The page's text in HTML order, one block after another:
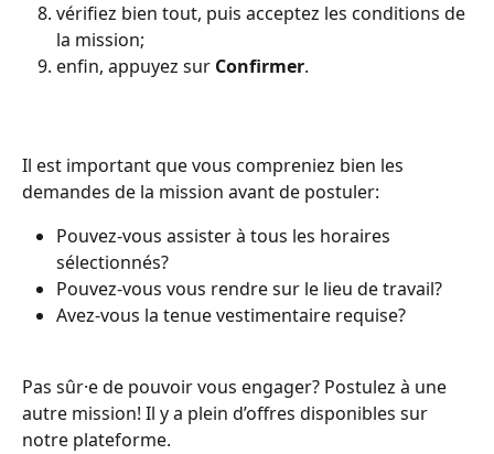
vérifiez bien tout, puis acceptez les conditions de
la mission;
enfin, appuyez sur Confirmer.
Il est important que vous compreniez bien les
demandes de la mission avant de postuler:
Pouvez-vous assister à tous les horaires
sélectionnés?
Pouvez-vous vous rendre sur le lieu de travail?
Avez-vous la tenue vestimentaire requise?
Pas sûr·e de pouvoir vous engager? Postulez à une
autre mission! Il y a plein d’offres disponibles sur
notre plateforme.